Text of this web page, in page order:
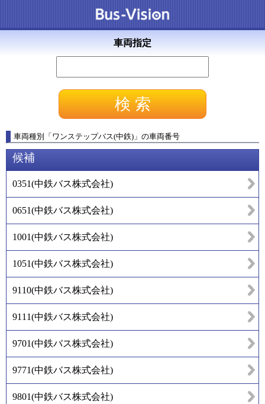
車両指定
車両種別 「 ワンステップバス(中鉄) 」 の車両番号
候補
0351(中鉄バス株式会社)
0651(中鉄バス株式会社)
1001(中鉄バス株式会社)
1051(中鉄バス株式会社)
9110(中鉄バス株式会社)
9111(中鉄バス株式会社)
9701(中鉄バス株式会社)
9771(中鉄バス株式会社)
9801(中鉄バス株式会社)